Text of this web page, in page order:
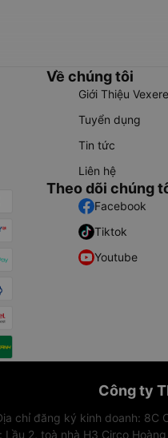
Về chúng tôi
Giới Thiệu
Tuyển dụng
Tin tức
Liên hệ
Theo dõi chúng
Facebook
Tiktok
Youtube
Công ty
chỉ đăng ký kinh doanh: 8C
: Lầu 2, toà nhà H3 Circo